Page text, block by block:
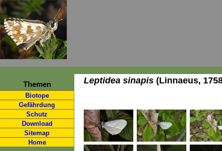
Themen
Biotope
Gefährdung
Schutz
Download
Sitemap
Home
Leptidea sinapis (Linnaeus,